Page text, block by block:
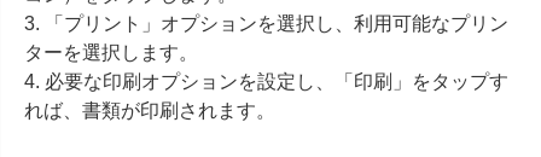
3. 「プリント」オプションを選択し、利用可能なプリン
ターを選択します。
4. 必要な印刷オプションを設定し、「印刷」をタップす
れば、書類が印刷されます。